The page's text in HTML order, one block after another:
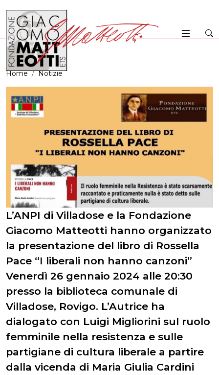
Home Notizie
L’ANPI di Villadose e la Fondazione
Giacomo Matteotti hanno organizzato
la presentazione del libro di Rossella
Pace “I liberali non hanno canzoni”
Venerdì 26 gennaio 2024 alle 20:30
presso la biblioteca comunale di
Villadose, Rovigo. L’Autrice ha
dialogato con Luigi Migliorini sul ruolo
femminile nella resistenza e sulle
partigiane di cultura liberale a partire
dalla vicenda di Maria Giulia Cardini